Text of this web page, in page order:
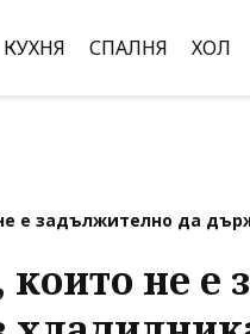
КУХНЯ СПАЛНЯ ХОЛ
е задължително да
не е